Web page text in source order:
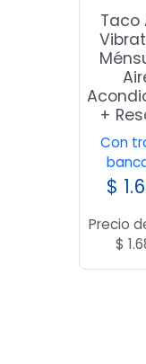
Taco
+
Con
$
Precio
$